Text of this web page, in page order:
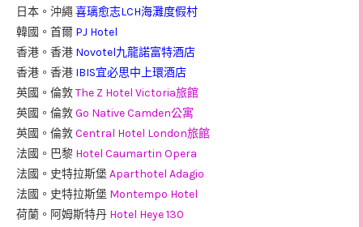
日本。沖繩喜璃愈志LCH海灘度假村
韓國。首爾 PJ Hotel
香港。香港 Novotel九龍諾富特酒店
香港。香港 IBIS宜必思中上環酒店
英國。倫敦The Z Hotel Victoria旅館
英國。倫敦Go Native Camden公寓
英國。倫敦Central Hotel London旅館
法國。巴黎 Hotel Caumartin Opera
法國。史特拉斯堡 Aparthotel Adagio
法國。史特拉斯堡 Montempo Hotel
荷蘭。阿姆斯特丹 Hotel Heye 130